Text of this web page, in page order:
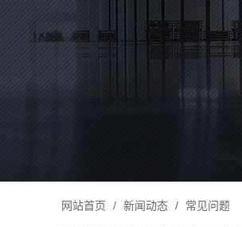
网站首页 / 新闻动态 / 常见问题